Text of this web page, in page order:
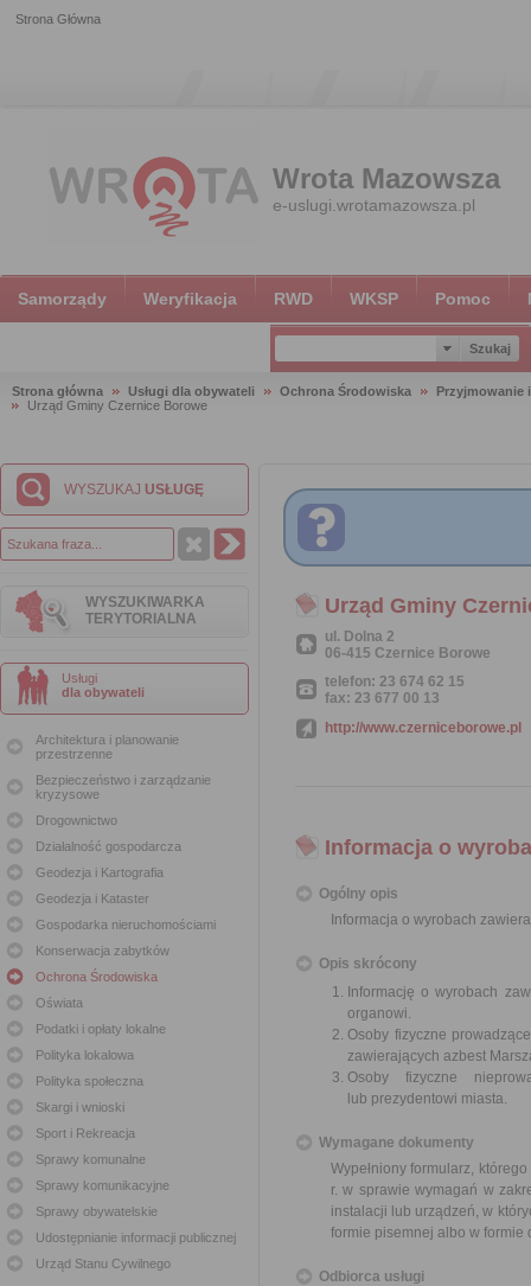
Strona Główna
Wrota Mazowsza
e-uslugi.wrotamazowsza.pl
Samorządy Weryfikacja RWD WKSP Pomoc
Strona główna Usługi dla obywateli Ochrona Środowiska
Przyjmowanie
Urząd Gminy Czernice Borowe
WYSZUKAJ USŁUGĘ
WYSZUKIWARKA
TERYTORIALNA
Usługi
dla obywateli
Architektura i planowanie
przestrzenne
Bezpieczeństwo i zarządzanie
kryzysowe
Drogownictwo
Działalność gospodarcza
Geodezja i Kartografia
Geodezja i Kataster
Gospodarka nieruchomościami
Konserwacja zabytków
Ochrona Środowiska
Oświata
Podatki i opłaty lokalne
Polityka lokalowa
Polityka społeczna
Skargi i wnioski
Sport i Rekreacja
Sprawy komunalne
Sprawy komunikacyjne
Sprawy obywatelskie
Udostępnianie informacji publicznej
Urząd Stanu Cywilnego
Urząd Gminy
ul. Dolna 2
06-415 Czernice Borowe
telefon: 23 674 62 15
fax: 23 677 00 13
http://www.czerniceborowe.pl
Informacja o
Ogólny opis
Informacja o wyrobach
Opis skrócony
Informację o wyrobach
organowi.
Osoby fizyczne
zawierających azbest
Osoby fizyczne
lub prezydentowi miasta.
Wymagane dokumenty
Wypełniony formularz,
r. w sprawie wymagań w
instalacji lub urządzeń, w
formie pisemnej albo w formie
Odbiorca usługi